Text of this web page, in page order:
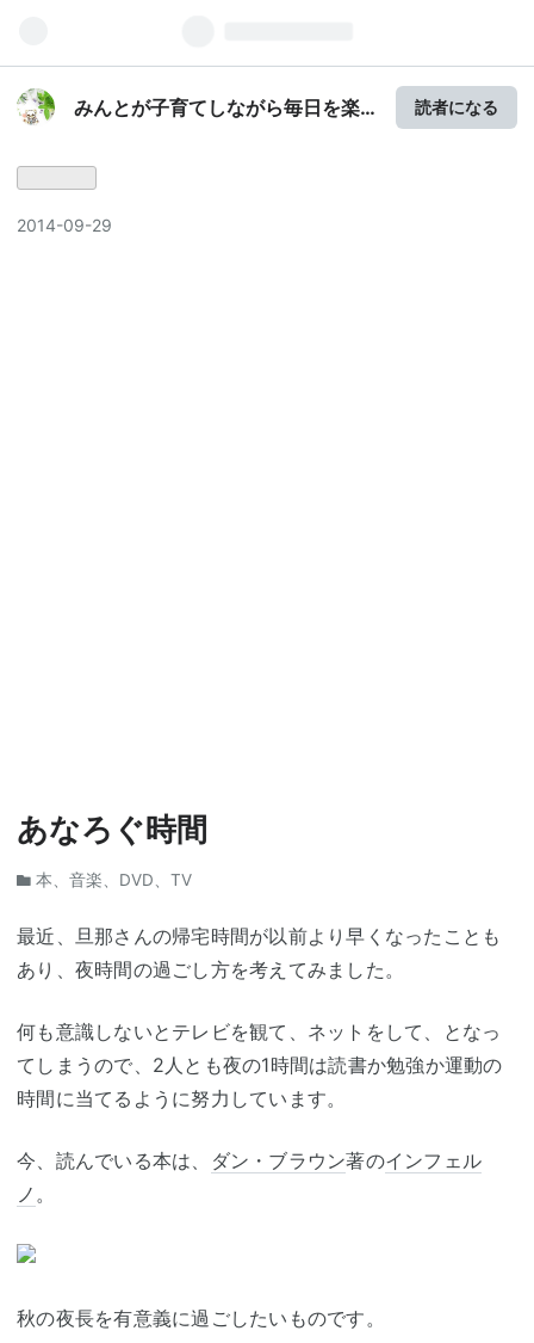
みんとが子育てしながら毎日を楽
読者になる
2014-09-29
あなろぐ時間
本、音楽、DVD、TV
最近、旦那さんの帰宅時間が以前より早くなったことも
あり、夜時間の過ごし方を考えてみました。
何も意識しないとテレビを観て、ネットをして、となっ
てしまうので、2人とも夜の1時間は読書か勉強か運動の
時間に当てるように努力しています。
今、読んでいる本は、 ダン・ブラウン著のインフェル
ノ 。
秋の夜長を有意義に過ごしたいものです。